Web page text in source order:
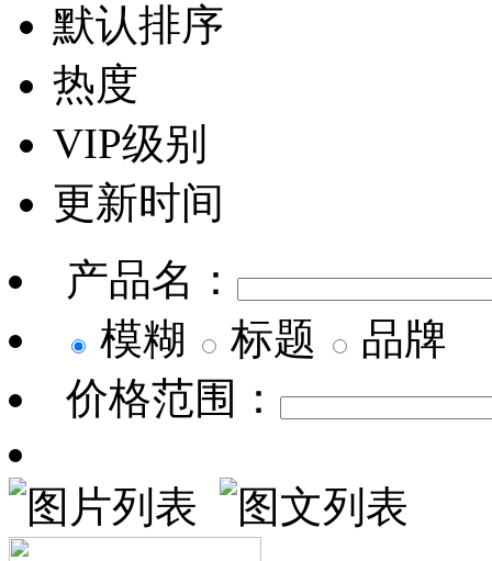
默认排序
热度
VIP级别
更新时间
产品名：
模糊
标题
品牌
价格范围：